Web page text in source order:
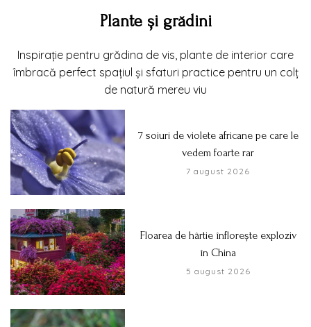
Plante și grădini
Inspirație pentru grădina de vis, plante de interior care
îmbracă perfect spațiul și sfaturi practice pentru un colț
de natură mereu viu
7 soiuri de violete africane pe care le
vedem foarte rar
7 august 2026
Floarea de hârtie înflorește exploziv
în China
5 august 2026